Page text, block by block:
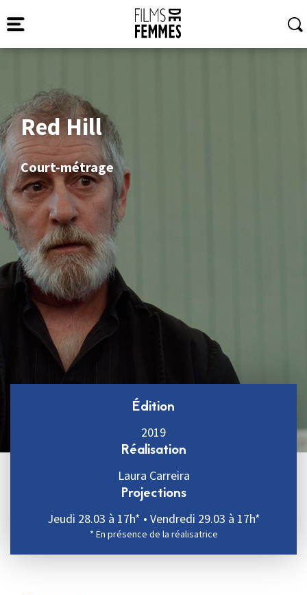
Red Hill
Court-métrage
Édition
2019
Réalisation
Laura Carreira
Projections
Jeudi 28.03 à 17h* • Vendredi 29.03 à 17h*
* En présence de la réalisatrice